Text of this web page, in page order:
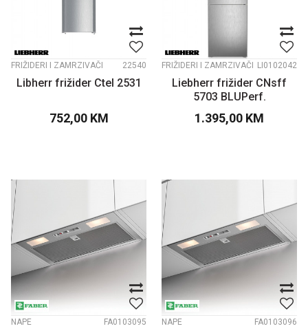
FRIŽIDERI I ZAMRZIVAČI 22540
Libherr frižider Ctel 2531
752,00 KM
FRIŽIDERI I ZAMRZIVAČI LI0102042
Liebherr frižider CNsff
5703 BLUPerf.
1.395,00 KM
NAPE FA0103095 NAPE FA0103096